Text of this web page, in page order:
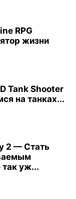
RPG
жизни
Tank Shooter
на танках...
2 — Стать
так уж...